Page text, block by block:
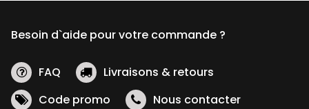
Besoin d`aide pour votre commande ?
FAQ
Livraisons & retours
Code promo
Nous contacter